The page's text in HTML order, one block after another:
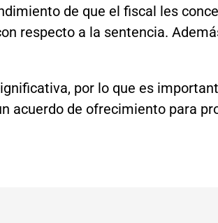
de que el fiscal les
respecto a la sentencia.
por lo que es
acuerdo de ofrecimiento para